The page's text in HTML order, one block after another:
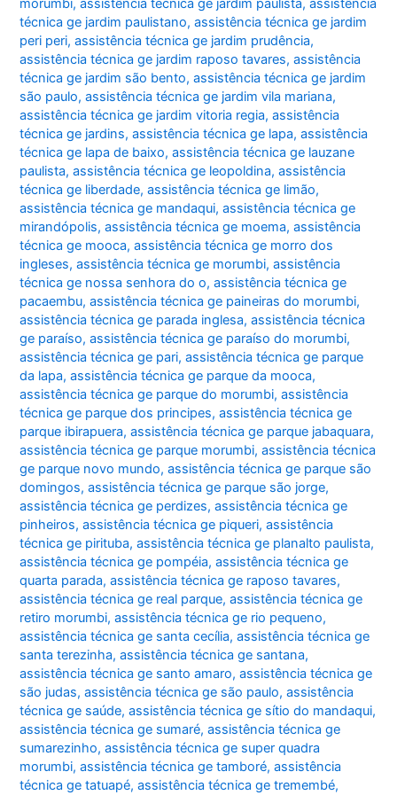
morumbi,assistência técnica ge jardim paulista,assistência
técnica ge jardim paulistano,assistência técnica ge jardim
peri peri,assistência técnica ge jardim prudência,
assistência técnica ge jardim raposo tavares,assistência
técnica ge jardim são bento,assistência técnica ge jardim
são paulo,assistência técnica ge jardim vila mariana,
assistência técnica ge jardim vitoria regia,assistência
técnica ge jardins,assistência técnica ge lapa,assistência
técnica ge lapa de baixo,assistência técnica ge lauzane
paulista,assistência técnica ge leopoldina,assistência
técnica ge liberdade,assistência técnica ge limão,
assistência técnica ge mandaqui,assistência técnica ge
mirandópolis,assistência técnica ge moema,assistência
técnica ge mooca,assistência técnica ge morro dos
ingleses,assistência técnica ge morumbi,assistência
técnica ge nossa senhora do o,assistência técnica ge
pacaembu,assistência técnica ge paineiras do morumbi,
assistência técnica ge parada inglesa,assistência técnica
ge paraíso,assistência técnica ge paraíso do morumbi,
assistência técnica ge pari,assistência técnica ge parque
da lapa,assistência técnica ge parque da mooca,
assistência técnica ge parque do morumbi,assistência
técnica ge parque dos principes,assistência técnica ge
parque ibirapuera,assistência técnica ge parque jabaquara,
assistência técnica ge parque morumbi,assistência técnica
ge parque novo mundo,assistência técnica ge parque são
domingos,assistência técnica ge parque são jorge,
assistência técnica ge perdizes,assistência técnica ge
pinheiros,assistência técnica ge piqueri,assistência
técnica ge pirituba,assistência técnica ge planalto paulista,
assistência técnica ge pompéia,assistência técnica ge
quarta parada,assistência técnica ge raposo tavares,
assistência técnica ge real parque,assistência técnica ge
retiro morumbi,assistência técnica ge rio pequeno,
assistência técnica ge santa cecília,assistência técnica ge
santa terezinha,assistência técnica ge santana,
assistência técnica ge santo amaro,assistência técnica ge
são judas,assistência técnica ge são paulo,assistência
técnica ge saúde,assistência técnica ge sítio do mandaqui,
assistência técnica ge sumaré,assistência técnica ge
sumarezinho,assistência técnica ge super quadra
morumbi,assistência técnica ge tamboré,assistência
técnica ge tatuapé,assistência técnica ge tremembé,